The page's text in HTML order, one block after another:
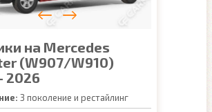
на Mercedes
(W907/W910)
2026
3 поколение и рестайлинг